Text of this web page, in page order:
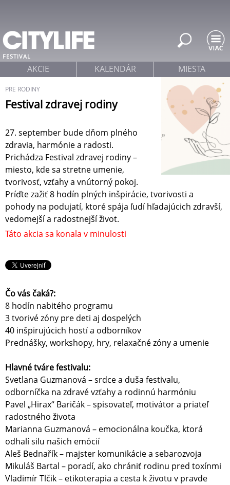
FESTIVAL
PRE RODINY
Festival zdravej rodiny
27. september bude dňom plného
zdravia, harmónie a radosti.
Prichádza Festival zdravej rodiny –
miesto, kde sa stretne umenie,
tvorivosť, vzťahy a vnútorný pokoj.
Príďte zažiť 8 hodín plných inšpirácie, tvorivosti a
pohody na podujatí, ktoré spája ľudí hľadajúcich zdravší,
vedomejší a radostnejší život.
Táto akcia sa konala v minulosti
Čo vás čaká?:
8 hodín nabitého programu
3 tvorivé zóny pre deti aj dospelých
40 inšpirujúcich hostí a odborníkov
Prednášky, workshopy, hry, relaxačné zóny a umenie
Hlavné tváre festivalu:
Svetlana Guzmanová – srdce a duša festivalu,
odborníčka na zdravé vzťahy a rodinnú harmóniu
Pavel „Hirax“ Baričák – spisovateľ, motivátor a priateľ
radostného života
Marianna Guzmanová – emocionálna koučka, ktorá
odhalí silu našich emócií
Aleš Bednařík – majster komunikácie a sebarozvoja
Mikuláš Bartal – poradí, ako chrániť rodinu pred toxínmi
Vladimír Tlčik – etikoterapia a cesta k životu v pravde
AKCIE KALENDÁR MIESTA